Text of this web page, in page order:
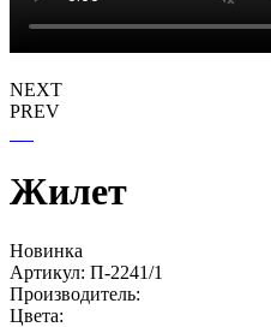
NEXT
PREV
Жилет
Новинка
Артикул: П-2241/1
Производитель:
Цвета: